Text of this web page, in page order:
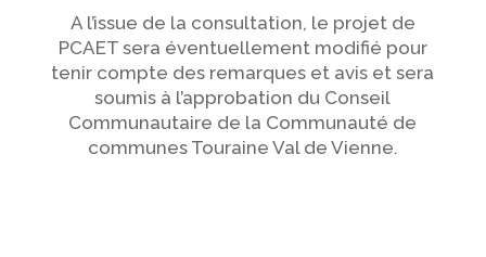
A l’issue de la consultation, le projet de
PCAET sera éventuellement modifié pour
tenir compte des remarques et avis et sera
soumis à l’approbation du Conseil
Communautaire de la Communauté de
communes Touraine Val de Vienne.